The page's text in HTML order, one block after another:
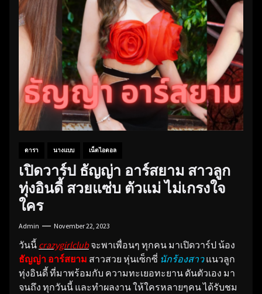
ดารา นางแบบ เน็ตไอดอล
เปิดวาร์ป ธัญญ่า อาร์สยาม สาวลูก
ทุ่งอินดี้ สวยแซ่บ ตัวแม่ ไม่เกรงใจ
ใคร
Admin November 22, 2023
วันนี้ crazygirlclubจะพาเพื่อนๆ ทุกคน มาเปิดวาร์ป น้อง
ธัญญ่า อาร์สยาม สาวสวย หุ่นเซ็กซี่ นักร้องสาวแนวลูก
ทุ่งอินดี้ ที่มาพร้อมกับ ความทะเยอทะยาน ดันตัวเอง มา
จนถึง ทุกวันนี้ และทำผลงาน ให้ใครหลายๆคน ได้รับชม